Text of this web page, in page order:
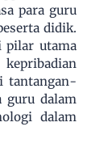
para guru
didik.
pilar utama
tantangan-
guru dalam
dalam